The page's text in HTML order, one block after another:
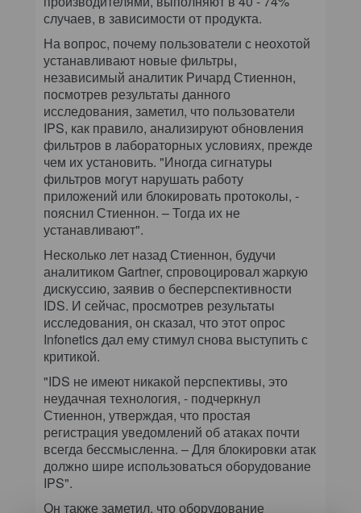
случаев, в зависимости от продукта.
На вопрос, почему пользователи с неохотой
устанавливают новые фильтры,
независимый аналитик Ричард Стиеннон,
посмотрев результаты данного
исследования, заметил, что пользователи
IPS, как правило, анализируют обновления
фильтров в лабораторных условиях, прежде
чем их установить. "Иногда сигнатуры
фильтров могут нарушать работу
приложений или блокировать протоколы, -
пояснил Стиеннон. – Тогда их не
устанавливают".
Несколько лет назад Стиеннон, будучи
аналитиком Gartner, спровоцировал жаркую
дискуссию, заявив о бесперспективности
IDS. И сейчас, просмотрев результаты
исследования, он сказал, что этот опрос
Infonetics дал ему стимул снова выступить с
критикой.
"IDS не имеют никакой перспективы, это
неудачная технология, - подчеркнул
Стиеннон, утверждая, что простая
регистрация уведомлений об атаках почти
всегда бессмысленна. – Для блокировки атак
должно шире использоваться оборудование
IPS".
Он также заметил, что оборудование